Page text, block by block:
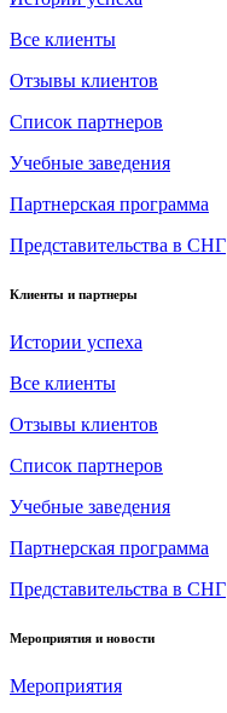
Все клиенты
Отзывы клиентов
Список партнеров
Учебные заведения
Партнерская программа
Представительства в СНГ
Клиенты и партнеры
Истории успеха
Все клиенты
Отзывы клиентов
Список партнеров
Учебные заведения
Партнерская программа
Представительства в СНГ
Мероприятия и новости
Мероприятия